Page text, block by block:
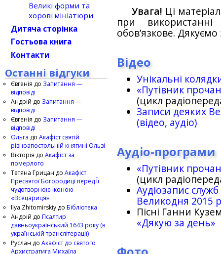
Увага! Ці
при
обов’язкове.
Відео
Унікальні
«Путівник
(цикл
Записи деяких
(відео, аудіо)
Аудіо-програми
«Путівник
(цикл
Аудіозапис
Великодня 2015
Пісні Ганни
«Дякую за день»
Великі форми та
хорові мініатюри
Дитяча сторінка
Гостьова книга
Контакти
Останні відгуки
Євгенія до Запитання —
відповіді
Андрій до Запитання —
відповіді
Євгенія до Запитання —
відповіді
Ольга до Акафіст святій
рівноапостольній княгині Ользі
Вікторія до Акафіст за
померлого
Тетяна Грицан до Акафіст
Пресвятої Богородиці перед Її
чудотворною іконою
«Всецариця»
Ilya Zhitomirskiy до Бібліотека
Андрій до Псалтир
давньоукраїнський 1643 року (в
українській транслітерації)
Руслан до Акафіст до святого
Архистратига Михаїла